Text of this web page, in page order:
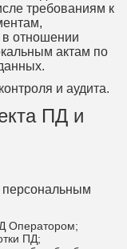
требованиям к
отношении
актам по
и аудита.
ПД и
персональным
Оператором;
ПД;